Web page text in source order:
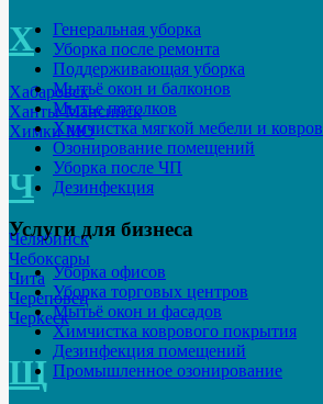
Х
Хабаровск
Ханты-Мансийск
Химки МО
Ч
Челябинск
Чебоксары
Чита
Череповец
Черкеск
Щ
Генеральная уборка
Уборка после ремонта
Поддерживающая уборка
Мытьё окон и балконов
Мытье потолков
Химчистка мягкой мебели и ковров
Озонирование помещений
Уборка после ЧП
Дезинфекция
Услуги для бизнеса
Уборка офисов
Уборка торговых центров
Мытьё окон и фасадов
Химчистка коврового покрытия
Дезинфекция помещений
Промышленное озонирование